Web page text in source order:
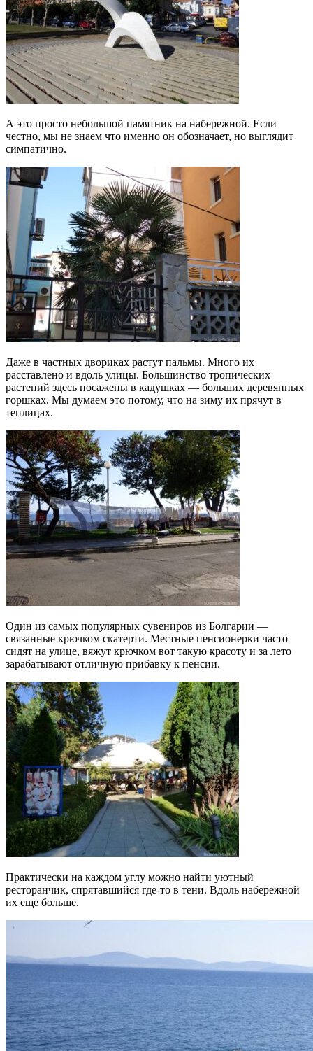
А это просто небольшой памятник на набережной. Если
честно, мы не знаем что именно он обозначает, но выглядит
симпатично.
Даже в частных двориках растут пальмы. Много их
расставлено и вдоль улицы. Большинство тропических
растений здесь посажены в кадушках — больших деревянных
горшках. Мы думаем это потому, что на зиму их прячут в
теплицах.
Один из самых популярных сувениров из Болгарии —
связанные крючком скатерти. Местные пенсионерки часто
сидят на улице, вяжут крючком вот такую красоту и за лето
зарабатывают отличную прибавку к пенсии.
Практически на каждом углу можно найти уютный
ресторанчик, спрятавшийся где-то в тени. Вдоль набережной
их еще больше.